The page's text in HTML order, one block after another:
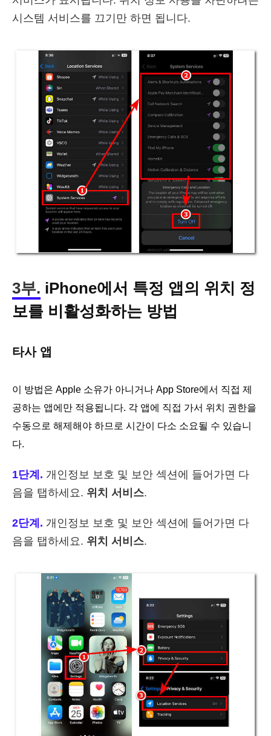
시스템 서비스를 끄기만 하면 됩니다.
3부. iPhone에서 특정 앱의 위치 정
보를 비활성화하는 방법
타사 앱
이 방법은 Apple 소유가 아니거나 App Store에서 직접 제
공하는 앱에만 적용됩니다. 각 앱에 직접 가서 위치 권한을
수동으로 해제해야 하므로 시간이 다소 소요될 수 있습니
다.
1단계. 개인정보 보호 및 보안 섹션에 들어가면 다
음을 탭하세요. 위치 서비스.
2단계. 개인정보 보호 및 보안 섹션에 들어가면 다
음을 탭하세요. 위치 서비스.